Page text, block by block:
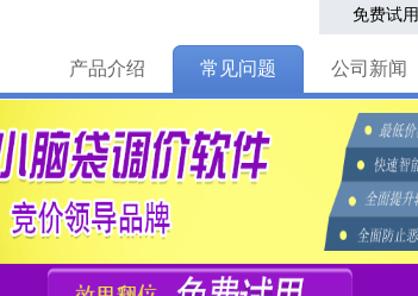
免费试用
产品介绍 常见问题 公司新闻